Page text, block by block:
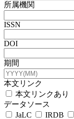
所属機関
ISSN
DOI
期間
本文リンク
本文リンクあり
データソース
JaLC
IRDB